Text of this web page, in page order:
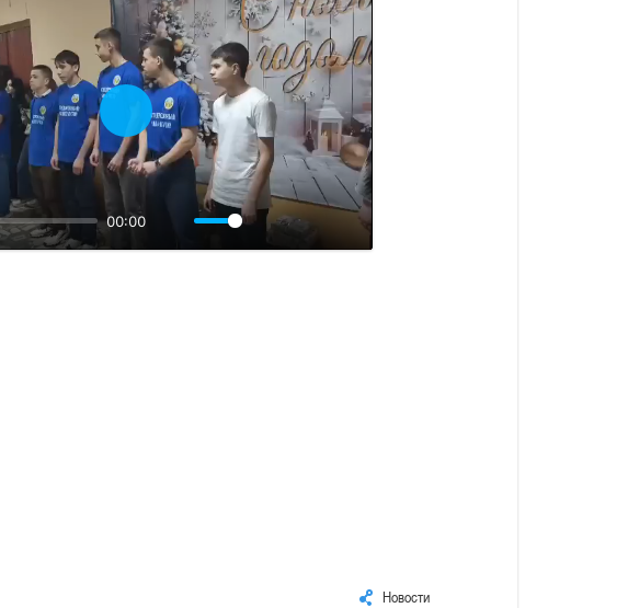
00:00
Воспроизвести
Новости